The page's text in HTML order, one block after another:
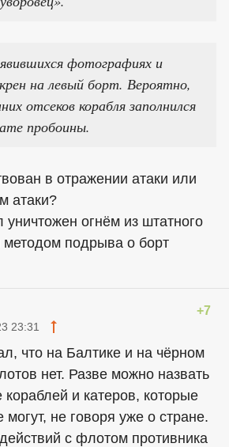
фотографиях и
на левый борт. Вероятно,
отсеков корабля заполнился
пробоины.
в отражении атаки или
атаки?
огнём из штатного
подрыва о борт
+7
23:31
что на Балтике и на чёрном
нет. Разве можно назвать
и катеров, которые
могут, не говоря уже о стране.
с флотом противника